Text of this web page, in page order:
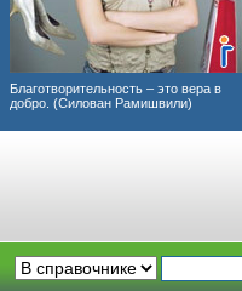
Благотворительность – это вера в
добро. (Силован Рамишвили)